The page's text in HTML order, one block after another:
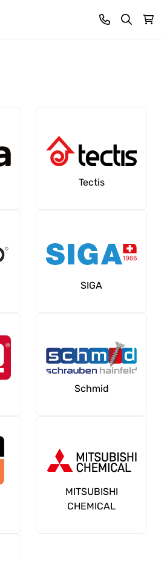
Tectis
SIGA
Schmid
MITSUBISHI
CHEMICAL